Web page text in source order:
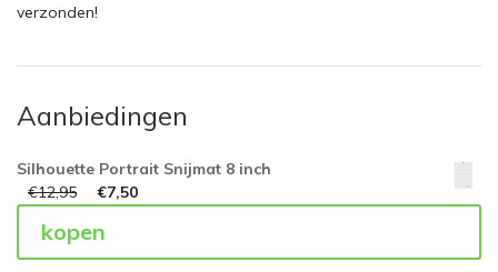
verzonden!
Aanbiedingen
Silhouette Portrait Snijmat 8 inch
€12,95 €7,50
kopen